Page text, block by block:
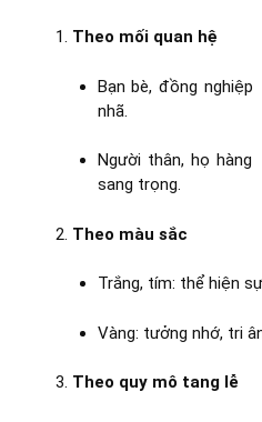
Theo mối quan hệ
Bạn bè, đồng
nhã.
Người thân, họ
sang trọng.
Theo màu sắc
Trắng, tím: thể hiện
Vàng: tưởng nhớ, tri
Theo quy mô tang lễ